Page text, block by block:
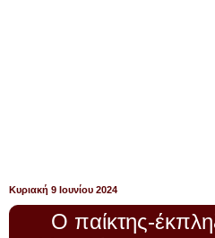
Κυριακή 9 Ιουνίου 2024
Ο παίκτης-